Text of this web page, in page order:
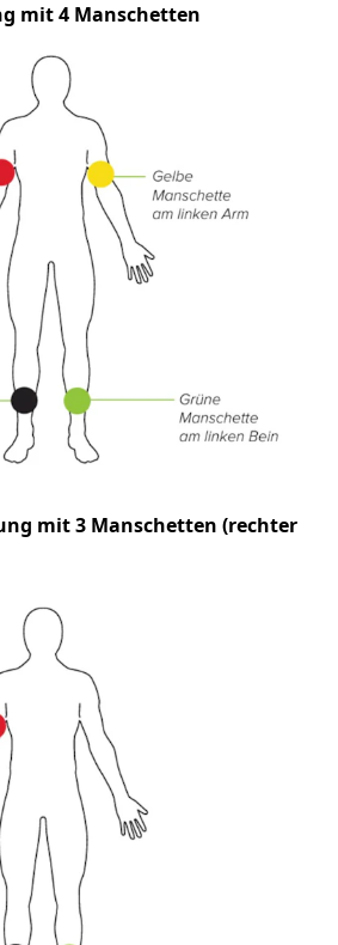
mit 4 Manschetten
mit 3 Manschetten (rechter